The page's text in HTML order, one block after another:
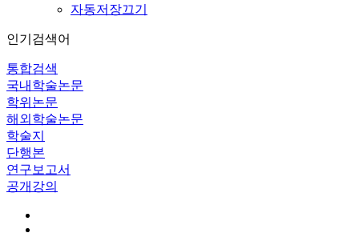
자동저장끄기
인기검색어
통합검색
국내학술논문
학위논문
해외학술논문
학술지
단행본
연구보고서
공개강의